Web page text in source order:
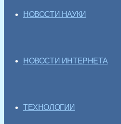
НОВОСТИ НАУКИ
НОВОСТИ ИНТЕРНЕТА
ТЕХНОЛОГИИ